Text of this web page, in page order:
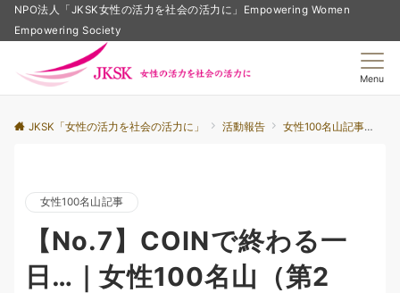
NPO法人「JKSK女性の活力を社会の活力に」Empowering Women
Empowering Society
Menu
JKSK「女性の活力を社会の活力に」 活動報告 女性100名山記事
女性100名山記事
【No.7】COINで終わる一
日…｜女性100名山（第2